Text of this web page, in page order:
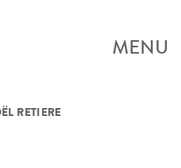
MENU
RETIERE